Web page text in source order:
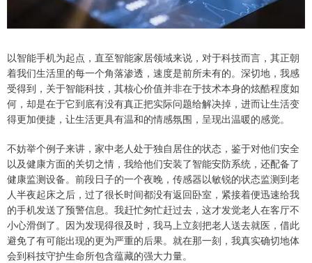
以智能手机为起点，直至智能家居领域来说，对于科技而言，其正朝
着我们生活里的每一个角落渗透，速度是前所未有的。深切地，我感
受得到，关于智能科技，其核心价值并非在于技术本身的炫酷程度如
何，却是在于它到底有没有真正把实际问题给解决掉，进而让生活变
得更加便捷，让生活更具有温和的情感氛围，呈现出温暖的感觉。
不妨举个例子来讲，家中老人处于独自居住的状态，鉴于对他们安全
以及健康方面的关切之情，我给他们安装了智能安防系统，还配备了
健康监测设备。前段日子的一个夜晚，传感器以敏锐的状态监测到老
人半夜起床之后，过了很长时间都没有返回卧室，紧接着便迅速给我
的手机发送了预警信息。我赶忙匆忙赶过去，这才发觉老人在客厅不
小心滑倒了。因为发现得很及时，我马上立刻把老人送去就医，借此
避免了有可能出现的更为严重的后果。就在那一刻，我真实确切地体
会到科技守护生命所包含蕴藏的强大力量。